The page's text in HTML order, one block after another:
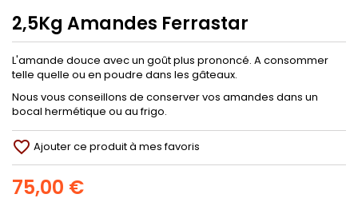
2,5Kg Amandes Ferrastar
L'amande douce avec un goût plus prononcé. A consommer
telle quelle ou en poudre dans les gâteaux.
Nous vous conseillons de conserver vos amandes dans un
bocal hermétique ou au frigo.
favorite_border Ajouter ce produit à mes favoris
75,00 €